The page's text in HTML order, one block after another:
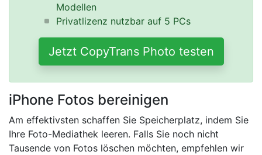
Modellen
Privatlizenz nutzbar auf 5 PCs
Jetzt CopyTrans Photo testen
iPhone Fotos bereinigen
Am effektivsten schaffen Sie Speicherplatz, indem Sie
Ihre Foto-Mediathek leeren. Falls Sie noch nicht
Tausende von Fotos löschen möchten, empfehlen wir